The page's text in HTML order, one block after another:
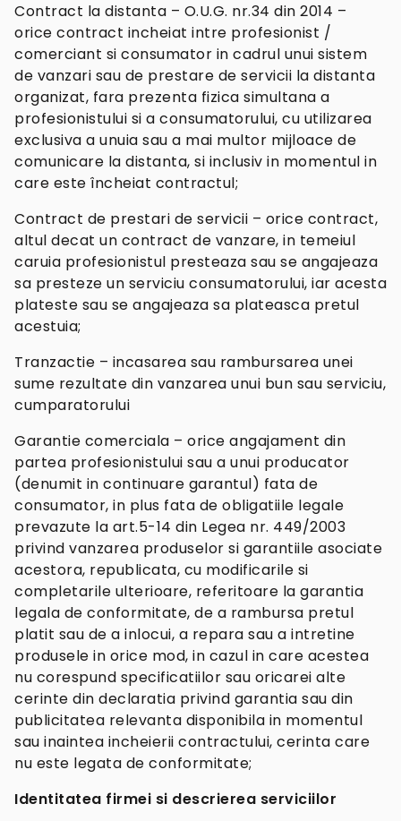
Contract la distanta – O.U.G. nr.34 din 2014 –
orice contract incheiat intre profesionist /
comerciant si consumator in cadrul unui sistem
de vanzari sau de prestare de servicii la distanta
organizat, fara prezenta fizica simultana a
profesionistului si a consumatorului, cu utilizarea
exclusiva a unuia sau a mai multor mijloace de
comunicare la distanta, si inclusiv in momentul in
care este încheiat contractul;
Contract de prestari de servicii – orice contract,
altul decat un contract de vanzare, in temeiul
caruia profesionistul presteaza sau se angajeaza
sa presteze un serviciu consumatorului, iar acesta
plateste sau se angajeaza sa plateasca pretul
acestuia;
Tranzactie – incasarea sau rambursarea unei
sume rezultate din vanzarea unui bun sau serviciu,
cumparatorului
Garantie comerciala – orice angajament din
partea profesionistului sau a unui producator
(denumit in continuare garantul) fata de
consumator, in plus fata de obligatiile legale
prevazute la art.5-14 din Legea nr. 449/2003
privind vanzarea produselor si garantiile asociate
acestora, republicata, cu modificarile si
completarile ulterioare, referitoare la garantia
legala de conformitate, de a rambursa pretul
platit sau de a inlocui, a repara sau a intretine
produsele in orice mod, in cazul in care acestea
nu corespund specificatiilor sau oricarei alte
cerinte din declaratia privind garantia sau din
publicitatea relevanta disponibila in momentul
sau inaintea incheierii contractului, cerinta care
nu este legata de conformitate;
Identitatea firmei si descrierea serviciilor